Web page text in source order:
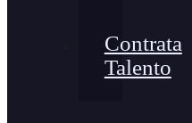
Contrata
Talento